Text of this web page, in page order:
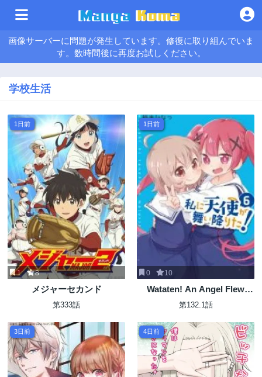
画像サーバーに問題が発生しています。修復に取り組んでいま
す。数時間後に再度お試しください。
学校生活
1日前
1 8
メジャーセカンド
第333話
1日前
0 10
Wataten! An Angel Flew
Down to Me 私に天使が舞い
第132.1話
3日前 4日前